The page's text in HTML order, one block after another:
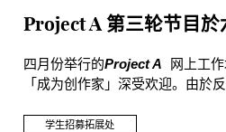
Project A 第三轮节目於
四月份举行的Project A
网上工
「成为创作家」深受欢迎。由於
学生招募拓展处